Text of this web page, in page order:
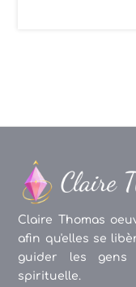
Claire Thomas
afin qu'elles se
guider les gens
spirituelle.